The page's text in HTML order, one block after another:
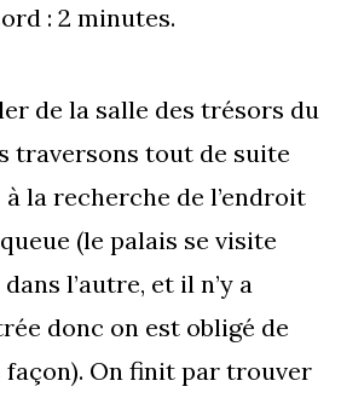
: 2 minutes.
de la salle des trésors du
traversons tout de suite
la recherche de l’endroit
(le palais se visite
l’autre, et il n’y a
donc on est obligé de
On finit par trouver